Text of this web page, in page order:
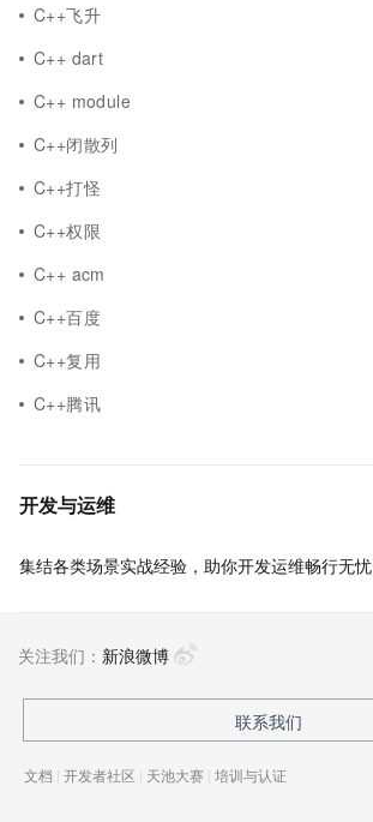
C++飞升
C++ dart
C++ module
C++闭散列
C++打怪
C++权限
C++ acm
C++百度
C++复用
C++腾讯
开发与运维
集结各类场景实战经验，助你开发运维畅行无忧
关注我们： 新浪微博
联系我们
文档 | 开发者社区 | 天池大赛 | 培训与认证